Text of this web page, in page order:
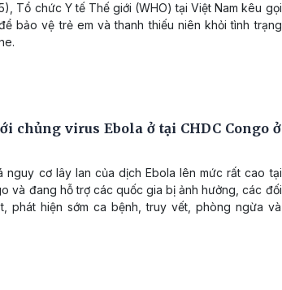
Tổ chức Y tế Thế giới (WHO) tại Việt Nam kêu gọi
bảo vệ trẻ em và thanh thiếu niên khỏi tình trạng
chủng virus Ebola ở tại CHDC Congo ở
nguy cơ lây lan của dịch Ebola lên mức rất cao tại
và đang hỗ trợ các quốc gia bị ảnh hưởng, các đối
phát hiện sớm ca bệnh, truy vết, phòng ngừa và